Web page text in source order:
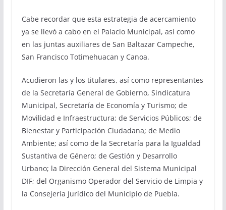
Cabe recordar que esta estrategia de acercamiento
ya se llevó a cabo en el Palacio Municipal, así como
en las juntas auxiliares de San Baltazar Campeche,
San Francisco Totimehuacan y Canoa.
Acudieron las y los titulares, así como representantes
de la Secretaría General de Gobierno, Sindicatura
Municipal, Secretaría de Economía y Turismo; de
Movilidad e Infraestructura; de Servicios Públicos; de
Bienestar y Participación Ciudadana; de Medio
Ambiente; así como de la Secretaría para la Igualdad
Sustantiva de Género; de Gestión y Desarrollo
Urbano; la Dirección General del Sistema Municipal
DIF; del Organismo Operador del Servicio de Limpia y
la Consejería Jurídico del Municipio de Puebla.